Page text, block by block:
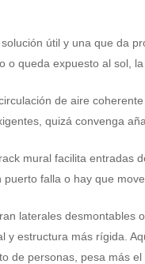
útil y una que da
queda expuesto al sol,
de aire
quizá convenga
mural facilita entradas
falla o hay que
laterales
estructura más rígida.
de personas, pesa más el